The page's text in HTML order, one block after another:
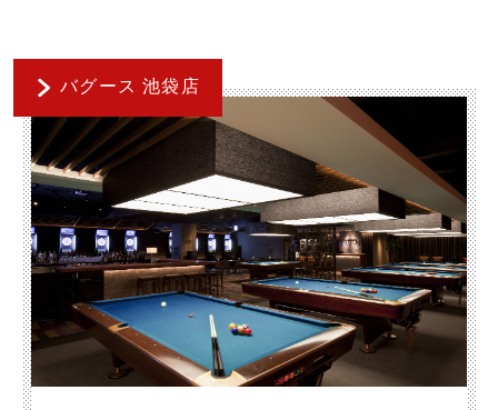
バグース 池袋店